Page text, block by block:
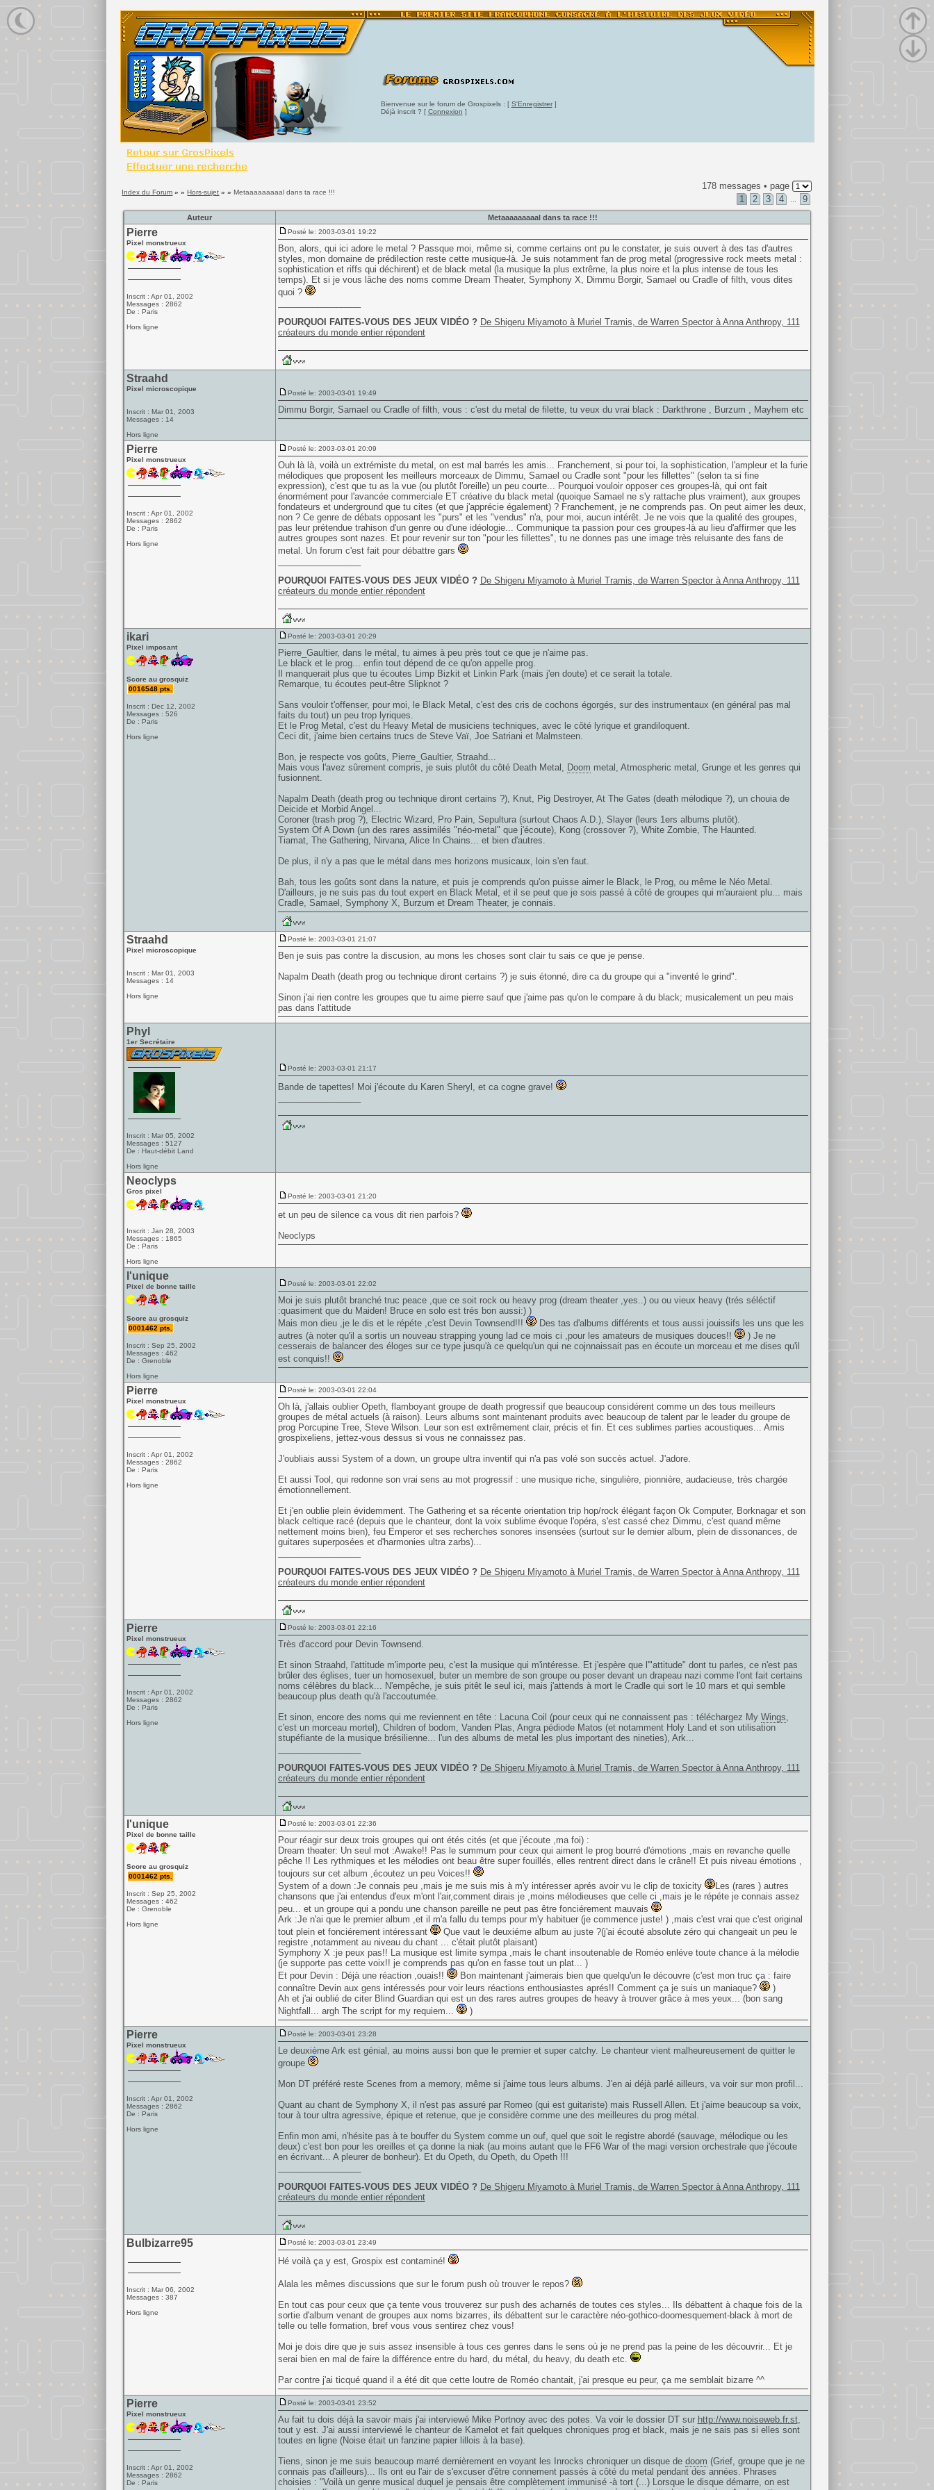
Bienvenue sur le forum de Grospixels : [ S'Enregistrer]
Déjà inscrit ? [ Connexion ]
Index du Forum » »Hors-sujet » »Metaaaaaaaaal dans ta race !!!
178 messages • page
1
2 3 4 9
Auteur Metaaaaaaaaal dans ta race !!!
Pierre
Pixel monstrueux
Inscrit : Apr 01, 2002
Messages : 2862
De : Paris
Hors ligne
Posté le: 2003-03-01 19:22
Bon, alors, qui ici adore le metal ? Passque moi, même si, comme certains ont pu le constater, je suis ouvert à des tas d'autres
styles, mon domaine de prédilection reste cette musique-là. Je suis notamment fan de prog metal (progressive rock meets metal :
sophistication et riffs qui déchirent) et de black metal (la musique la plus extrême, la plus noire et la plus intense de tous les
temps). Et si je vous lâche des noms comme Dream Theater, Symphony X, Dimmu Borgir, Samael ou Cradle of filth, vous dites
quoi ?
POURQUOI FAITES-VOUS DES JEUX VIDÉO ? De Shigeru Miyamoto à Muriel Tramis, de Warren Spector à Anna Anthropy, 111
créateurs du monde entier répondent
Straahd
Pixel microscopique
Inscrit : Mar 01, 2003
Messages : 14
Hors ligne
Posté le: 2003-03-01 19:49
Dimmu Borgir, Samael ou Cradle of filth, vous : c'est du metal de filette, tu veux du vrai black : Darkthrone , Burzum , Mayhem etc
Pierre
Pixel monstrueux
Inscrit : Apr 01, 2002
Messages : 2862
De : Paris
Hors ligne
Posté le: 2003-03-01 20:09
Ouh là là, voilà un extrémiste du metal, on est mal barrés les amis... Franchement, si pour toi, la sophistication, l'ampleur et la furie
mélodiques que proposent les meilleurs morceaux de Dimmu, Samael ou Cradle sont "pour les fillettes" (selon ta si fine
expression), c'est que tu as la vue (ou plutôt l'oreille) un peu courte... Pourquoi vouloir opposer ces groupes-là, qui ont fait
énormément pour l'avancée commerciale ET créative du black metal (quoique Samael ne s'y rattache plus vraiment), aux groupes
fondateurs et underground que tu cites (et que j'apprécie également) ? Franchement, je ne comprends pas. On peut aimer les deux,
non ? Ce genre de débats opposant les "purs" et les "vendus" n'a, pour moi, aucun intérêt. Je ne vois que la qualité des groupes,
pas leur prétendue trahison d'un genre ou d'une idéologie... Communique ta passion pour ces groupes-là au lieu d'affirmer que les
autres groupes sont nazes. Et pour revenir sur ton "pour les fillettes", tu ne donnes pas une image très reluisante des fans de
metal. Un forum c'est fait pour débattre gars
POURQUOI FAITES-VOUS DES JEUX VIDÉO ? De Shigeru Miyamoto à Muriel Tramis, de Warren Spector à Anna Anthropy, 111
créateurs du monde entier répondent
ikari
Pixel imposant
Score au grosquiz
0016548 pts.
Inscrit : Dec 12, 2002
Messages : 526
De : Paris
Hors ligne
Posté le: 2003-03-01 20:29
Pierre_Gaultier, dans le métal, tu aimes à peu près tout ce que je n'aime pas.
Le black et le prog... enfin tout dépend de ce qu'on appelle prog.
Il manquerait plus que tu écoutes Limp Bizkit et Linkin Park (mais j'en doute) et ce serait la totale.
Remarque, tu écoutes peut-être Slipknot ?
Sans vouloir t'offenser, pour moi, le Black Metal, c'est des cris de cochons égorgés, sur des instrumentaux (en général pas mal
faits du tout) un peu trop lyriques.
Et le Prog Metal, c'est du Heavy Metal de musiciens techniques, avec le côté lyrique et grandiloquent.
Ceci dit, j'aime bien certains trucs de Steve Vaï, Joe Satriani et Malmsteen.
Bon, je respecte vos goûts, Pierre_Gaultier, Straahd...
Mais vous l'avez sûrement compris, je suis plutôt du côté Death Metal, Doom metal, Atmospheric metal, Grunge et les genres qui
fusionnent.
Napalm Death (death prog ou technique diront certains ?), Knut, Pig Destroyer, At The Gates (death mélodique ?), un chouia de
Deicide et Morbid Angel...
Coroner (trash prog ?), Electric Wizard, Pro Pain, Sepultura (surtout Chaos A.D.), Slayer (leurs 1ers albums plutôt).
System Of A Down (un des rares assimilés "néo-metal" que j'écoute), Kong (crossover ?), White Zombie, The Haunted.
Tiamat, The Gathering, Nirvana, Alice In Chains... et bien d'autres.
De plus, il n'y a pas que le métal dans mes horizons musicaux, loin s'en faut.
Bah, tous les goûts sont dans la nature, et puis je comprends qu'on puisse aimer le Black, le Prog, ou même le Néo Metal.
D'ailleurs, je ne suis pas du tout expert en Black Metal, et il se peut que je sois passé à côté de groupes qui m'auraient plu... mais
Cradle, Samael, Symphony X, Burzum et Dream Theater, je connais.
Straahd
Pixel microscopique
Inscrit : Mar 01, 2003
Messages : 14
Hors ligne
Posté le: 2003-03-01 21:07
Ben je suis pas contre la discusion, au mons les choses sont clair tu sais ce que je pense.
Napalm Death (death prog ou technique diront certains ?) je suis étonné, dire ca du groupe qui a "inventé le grind".
Sinon j'ai rien contre les groupes que tu aime pierre sauf que j'aime pas qu'on le compare à du black; musicalement un peu mais
pas dans l'attitude
Phyl
1er Secrétaire
Inscrit : Mar 05, 2002
Messages : 5127
De : Haut-débit Land
Hors ligne
Posté le: 2003-03-01 21:17
Bande de tapettes! Moi j'écoute du Karen Sheryl, et ca cogne grave!
Neoclyps
Gros pixel
Inscrit : Jan 28, 2003
Messages : 1865
De : Paris
Hors ligne
Posté le: 2003-03-01 21:20
et un peu de silence ca vous dit rien parfois?
Neoclyps
l'unique
Pixel de bonne taille
Score au grosquiz
0001462 pts.
Inscrit : Sep 25, 2002
Messages : 462
De : Grenoble
Hors ligne
Posté le: 2003-03-01 22:02
Moi je suis plutôt branché truc peace ,que ce soit rock ou heavy prog (dream theater ,yes..) ou ou vieux heavy (trés séléctif
:quasiment que du Maiden! Bruce en solo est trés bon aussi:) )
Mais mon dieu ,je le dis et le répéte ,c'est Devin Townsend!!!
Des tas d'albums différents et tous aussi jouissifs les uns que les
autres (à noter qu'il a sortis un nouveau strapping young lad ce mois ci ,pour les amateurs de musiques douces!!
) Je ne
cesserais de balancer des éloges sur ce type jusqu'à ce quelqu'un qui ne cojnnaissait pas en écoute un morceau et me dises qu'il
est conquis!!
Pierre
Pixel monstrueux
Inscrit : Apr 01, 2002
Messages : 2862
De : Paris
Hors ligne
Posté le: 2003-03-01 22:04
Oh là, j'allais oublier Opeth, flamboyant groupe de death progressif que beaucoup considérent comme un des tous meilleurs
groupes de métal actuels (à raison). Leurs albums sont maintenant produits avec beaucoup de talent par le leader du groupe de
prog Porcupine Tree, Steve Wilson. Leur son est extrêmement clair, précis et fin. Et ces sublimes parties acoustiques... Amis
grospixeliens, jettez-vous dessus si vous ne connaissez pas.
J'oubliais aussi System of a down, un groupe ultra inventif qui n'a pas volé son succès actuel. J'adore.
Et aussi Tool, qui redonne son vrai sens au mot progressif : une musique riche, singulière, pionnière, audacieuse, très chargée
émotionnellement.
Et j'en oublie plein évidemment. The Gathering et sa récente orientation trip hop/rock élégant façon Ok Computer, Borknagar et son
black celtique racé (depuis que le chanteur, dont la voix sublime évoque l'opéra, s'est cassé chez Dimmu, c'est quand même
nettement moins bien), feu Emperor et ses recherches sonores insensées (surtout sur le dernier album, plein de dissonances, de
guitares superposées et d'harmonies ultra zarbs)...
POURQUOI FAITES-VOUS DES JEUX VIDÉO ? De Shigeru Miyamoto à Muriel Tramis, de Warren Spector à Anna Anthropy, 111
créateurs du monde entier répondent
Pierre
Pixel monstrueux
Inscrit : Apr 01, 2002
Messages : 2862
De : Paris
Hors ligne
Posté le: 2003-03-01 22:16
Très d'accord pour Devin Townsend.
Et sinon Straahd, l'attitude m'importe peu, c'est la musique qui m'intéresse. Et j'espère que l'"attitude" dont tu parles, ce n'est pas
brûler des églises, tuer un homosexuel, buter un membre de son groupe ou poser devant un drapeau nazi comme l'ont fait certains
noms célèbres du black... N'empêche, je suis pitêt le seul ici, mais j'attends à mort le Cradle qui sort le 10 mars et qui semble
beaucoup plus death qu'à l'accoutumée.
Et sinon, encore des noms qui me reviennent en tête : Lacuna Coil (pour ceux qui ne connaissent pas : téléchargez My Wings,
c'est un morceau mortel), Children of bodom, Vanden Plas, Angra pédiode Matos (et notamment Holy Land et son utilisation
stupéfiante de la musique brésilienne... l'un des albums de metal les plus important des nineties), Ark...
POURQUOI FAITES-VOUS DES JEUX VIDÉO ? De Shigeru Miyamoto à Muriel Tramis, de Warren Spector à Anna Anthropy, 111
créateurs du monde entier répondent
l'unique
Pixel de bonne taille
Score au grosquiz
0001462 pts.
Inscrit : Sep 25, 2002
Messages : 462
De : Grenoble
Hors ligne
Posté le: 2003-03-01 22:36
Pour réagir sur deux trois groupes qui ont étés cités (et que j'écoute ,ma foi) :
Dream theater: Un seul mot :Awake!! Pas le summum pour ceux qui aiment le prog bourré d'émotions ,mais en revanche quelle
pêche !! Les rythmiques et les mélodies ont beau être super fouillés, elles rentrent direct dans le crâne!! Et puis niveau émotions ,
toujours sur cet album ,écoutez un peu Voices!!
System of a down :Je connais peu ,mais je me suis mis à m'y intéresser aprés avoir vu le clip de toxicity
Les (rares ) autres
chansons que j'ai entendus d'eux m'ont l'air,comment dirais je ,moins mélodieuses que celle ci ,mais je le répéte je connais assez
peu... et un groupe qui a pondu une chanson pareille ne peut pas être fonciérement mauvais
Ark :Je n'ai que le premier album ,et il m'a fallu du temps pour m'y habituer (je commence juste! ) ,mais c'est vrai que c'est original
tout plein et fonciérement intéressant
Que vaut le deuxiéme album au juste ?(j'ai écouté absolute zéro qui changeait un peu le
registre ,notamment au niveau du chant ... c'était plutôt plaisant)
Symphony X :je peux pas!! La musique est limite sympa ,mais le chant insoutenable de Roméo enléve toute chance à la mélodie
(je supporte pas cette voix!! je comprends pas qu'on en fasse tout un plat... )
Et pour Devin : Déjà une réaction ,ouais!!
Bon maintenant j'aimerais bien que quelqu'un le découvre (c'est mon truc ça : faire
connaître Devin aux gens intéressés pour voir leurs réactions enthousiastes aprés!! Comment ça je suis un maniaque?
)
Ah et j'ai oublié de citer Blind Guardian qui est un des rares autres groupes de heavy à trouver grâce à mes yeux... (bon sang
Nightfall... argh The script for my requiem...
)
Pierre
Pixel monstrueux
Inscrit : Apr 01, 2002
Messages : 2862
De : Paris
Hors ligne
Posté le: 2003-03-01 23:28
Le deuxième Ark est génial, au moins aussi bon que le premier et super catchy. Le chanteur vient malheureusement de quitter le
groupe
Mon DT préféré reste Scenes from a memory, même si j'aime tous leurs albums. J'en ai déjà parlé ailleurs, va voir sur mon profil...
Quant au chant de Symphony X, il n'est pas assuré par Romeo (qui est guitariste) mais Russell Allen. Et j'aime beaucoup sa voix,
tour à tour ultra agressive, épique et retenue, que je considère comme une des meilleures du prog métal.
Enfin mon ami, n'hésite pas à te bouffer du System comme un ouf, quel que soit le registre abordé (sauvage, mélodique ou les
deux) c'est bon pour les oreilles et ça donne la niak (au moins autant que le FF6 War of the magi version orchestrale que j'écoute
en écrivant... A pleurer de bonheur). Et du Opeth, du Opeth, du Opeth !!!
POURQUOI FAITES-VOUS DES JEUX VIDÉO ? De Shigeru Miyamoto à Muriel Tramis, de Warren Spector à Anna Anthropy, 111
créateurs du monde entier répondent
Bulbizarre95
Inscrit : Mar 06, 2002
Messages : 387
Hors ligne
Posté le: 2003-03-01 23:49
Hé voilà ça y est, Grospix est contaminé!
Alala les mêmes discussions que sur le forum push où trouver le repos?
En tout cas pour ceux que ça tente vous trouverez sur push des acharnés de toutes ces styles... Ils débattent à chaque fois de la
sortie d'album venant de groupes aux noms bizarres, ils débattent sur le caractère néo-gothico-doomesquement-black à mort de
telle ou telle formation, bref vous vous sentirez chez vous!
Moi je dois dire que je suis assez insensible à tous ces genres dans le sens où je ne prend pas la peine de les découvrir... Et je
serai bien en mal de faire la différence entre du hard, du métal, du heavy, du death etc.
Par contre j'ai ticqué quand il a été dit que cette loutre de Roméo chantait, j'ai presque eu peur, ça me semblait bizarre ^^
Pierre
Pixel monstrueux
Inscrit : Apr 01, 2002
Messages : 2862
De : Paris
Posté le: 2003-03-01 23:52
Au fait tu dois déjà la savoir mais j'ai interviewé Mike Portnoy avec des potes. Va voir le dossier DT sur http://www.noiseweb.fr.st,
tout y est. J'ai aussi interviewé le chanteur de Kamelot et fait quelques chroniques prog et black, mais je ne sais pas si elles sont
toutes en ligne (Noise était un fanzine papier lillois à la base).
Tiens, sinon je me suis beaucoup marré dernièrement en voyant les Inrocks chroniquer un disque de doom (Grief, groupe que je ne
connais pas d'ailleurs)... Ils ont eu l'air de s'excuser d'être connement passés à côté du metal pendant des années. Phrases
choisies : "Voilà un genre musical duquel je pensais être complètement immunisé -à tort (...) Lorsque le disque démarre, on est